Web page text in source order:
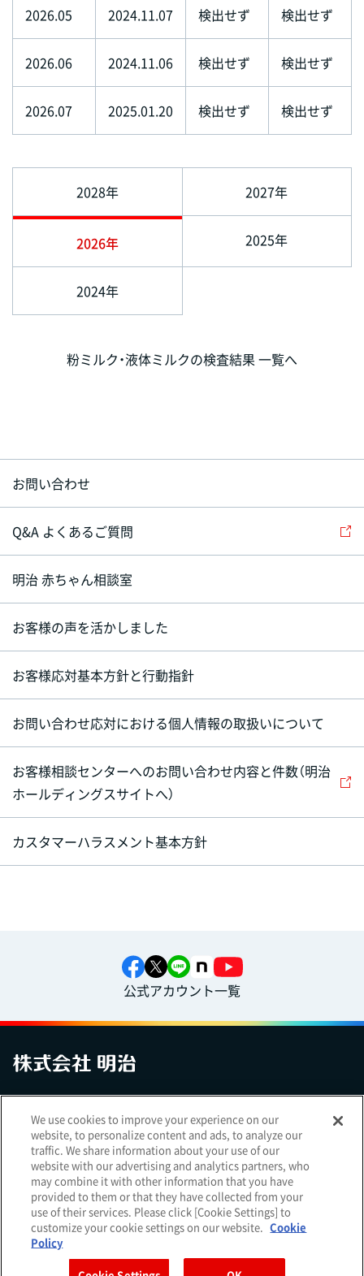
2026.05 2024.11.07 検出せず 検出せず
2026.06 2024.11.06 検出せず 検出せず
2026.07 2025.01.20 検出せず 検出せず
2028年 2027年
2026年 2025年
2024年
粉ミルク・液体ミルクの検査結果 一覧へ
お問い合わせ
Q&A よくあるご質問
明治 赤ちゃん相談室
お客様の声を活かしました
お客様応対基本方針と行動指針
お問い合わせ応対における個人情報の取扱いについて
お客様相談センターへのお問い合わせ内容と件数（明治
ホールディングスサイトへ）
カスタマーハラスメント基本方針
公式アカウント一覧
アクセシビリティへの対応方針ご利用規約明治グループのDX
Cookie Settings
明治ホールディングス株式会社 （ EN ｜簡体 ）
Meiji Seika ファルマ株式会社
We use cookies to improve your experience on our
website, to personalize content and ads, to analyze our
traffic. We share information about your use of our
website with our advertising and analytics partners, who
may combine it with other information that you have
provided to them or that they have collected from your
use of their services. Please click [Cookie Settings] to
customize your cookie settings on our website. Cookie
Policy